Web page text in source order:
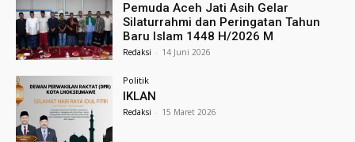
Pemuda Aceh Jati Asih Gelar
Silaturrahmi dan Peringatan Tahun
Baru Islam 1448 H/2026 M
Redaksi - 14 Juni 2026
Politik
IKLAN
Redaksi - 15 Maret 2026